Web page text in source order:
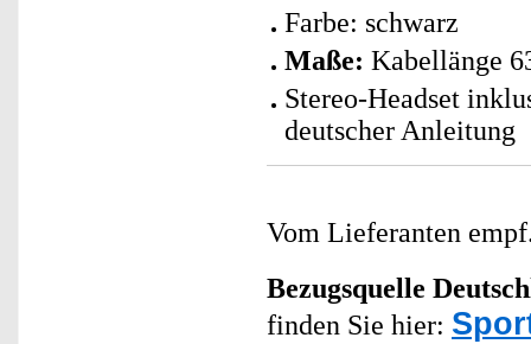
Farbe: schwarz
Maße: Kabellänge
Stereo-Headset
deutscher Anleitung
Vom Lieferanten
Bezugsquelle
finden Sie hier: